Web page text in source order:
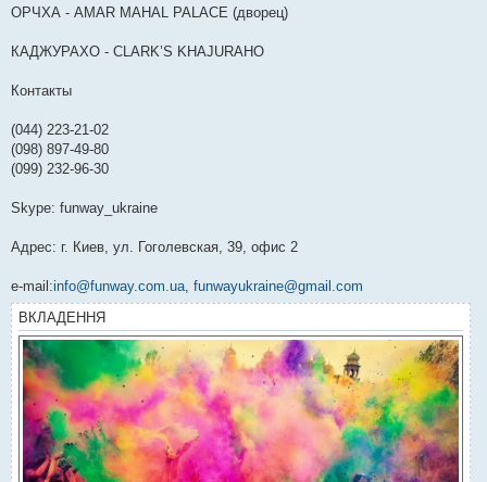
ОРЧХА - AMAR MAHAL PALACE (дворец)
КАДЖУРАХО - CLARK’S KHAJURAHO
Контакты
(044) 223-21-02
(098) 897-49-80
(099) 232-96-30
Skype: funway_ukraine
Адрес: г. Киев, ул. Гоголевская, 39, офис 2
e-mail:info@funway.com.ua, funwayukraine@gmail.com
ВКЛАДЕННЯ